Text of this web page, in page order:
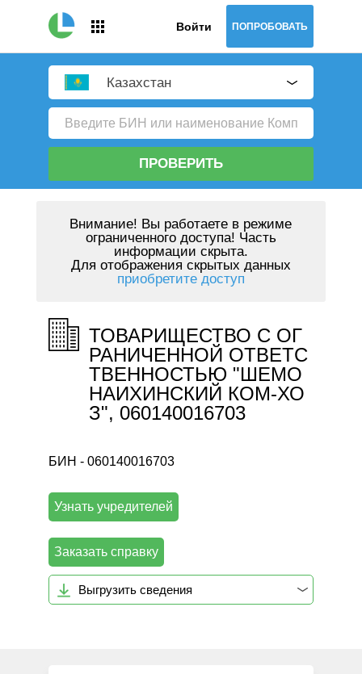
Войти ПОПРОБОВАТЬ
Казахстан
ПРОВЕРИТЬ
Внимание! Вы работаете в режиме
ограниченного доступа! Часть
информации скрыта.
Для отображения скрытых данных
приобретите доступ
ТОВАРИЩЕСТВО С ОГ
РАНИЧЕННОЙ ОТВЕТС
ТВЕННОСТЬЮ "ШЕМО
НАИХИНСКИЙ КОМ-ХО
З", 060140016703
БИН - 060140016703
Узнать учредителей
Заказать справку
Выгрузить сведения